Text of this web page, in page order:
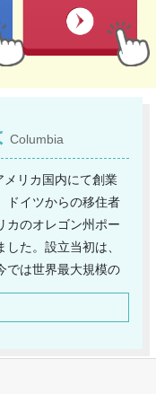
Columbia
リカ国内にて創業
ドイツからの移住者
カのオレゴン州ポー
た。設立当初は、
では世界最大規模の
ます。コロンビア
の厳しい環境に耐
富なカラーバリエー